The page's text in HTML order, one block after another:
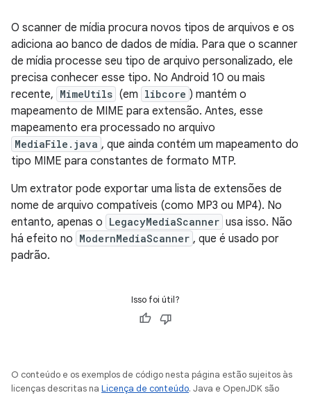
O scanner de mídia procura novos tipos de arquivos e os
adiciona ao banco de dados de mídia. Para que o scanner
de mídia processe seu tipo de arquivo personalizado, ele
precisa conhecer esse tipo. No Android 10 ou mais
recente, MimeUtils (em libcore ) mantém o
mapeamento de MIME para extensão. Antes, esse
mapeamento era processado no arquivo
MediaFile.java , que ainda contém um mapeamento do
tipo MIME para constantes de formato MTP.
Um extrator pode exportar uma lista de extensões de
nome de arquivo compatíveis (como MP3 ou MP4). No
entanto, apenas o LegacyMediaScanner usa isso. Não
há efeito no ModernMediaScanner , que é usado por
padrão.
Isso foi útil?
O conteúdo e os exemplos de código nesta página estão sujeitos às
licenças descritas na Licença de conteúdo. Java e OpenJDK são